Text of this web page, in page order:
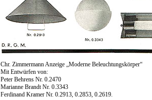
Chr. Zimmermann Anzeige „Moderne Beleuchtungskörper“
Mit Entwürfen von:
Peter Behrens Nr. 0.2470
Marianne Brandt Nr. 0.3343
Ferdinand Kramer Nr. 0.2913, 0.2853, 0.2619.